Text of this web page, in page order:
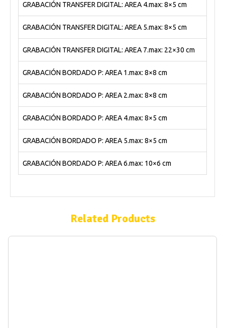
GRABACIÓN TRANSFER DIGITAL: AREA 4.max: 8×5 cm
GRABACIÓN TRANSFER DIGITAL: AREA 5.max: 8×5 cm
GRABACIÓN TRANSFER DIGITAL: AREA 7.max: 22×30 cm
GRABACIÓN BORDADO P: AREA 1.max: 8×8 cm
GRABACIÓN BORDADO P: AREA 2.max: 8×8 cm
GRABACIÓN BORDADO P: AREA 4.max: 8×5 cm
GRABACIÓN BORDADO P: AREA 5.max: 8×5 cm
GRABACIÓN BORDADO P: AREA 6.max: 10×6 cm
Related Products